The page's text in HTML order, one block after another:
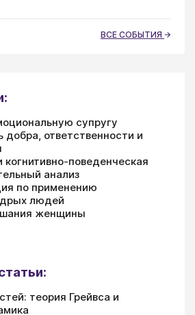
ВСЕ СОБЫТИЯ
супругу
добра, ответственности и
поведенческая
анализ
по применению
людей
женщины
теория Грейвса и